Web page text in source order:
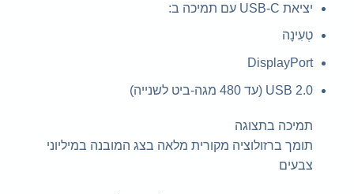
יציאת USB-C עם תמיכה ב:
טְעִינָה
DisplayPort
USB 2.0 (עד 480 מגה-ביט לשנייה)
תמיכה בתצוגה
תומך ברזולוציה מקורית מלאה בצג המובנה במיליוני
צבעים